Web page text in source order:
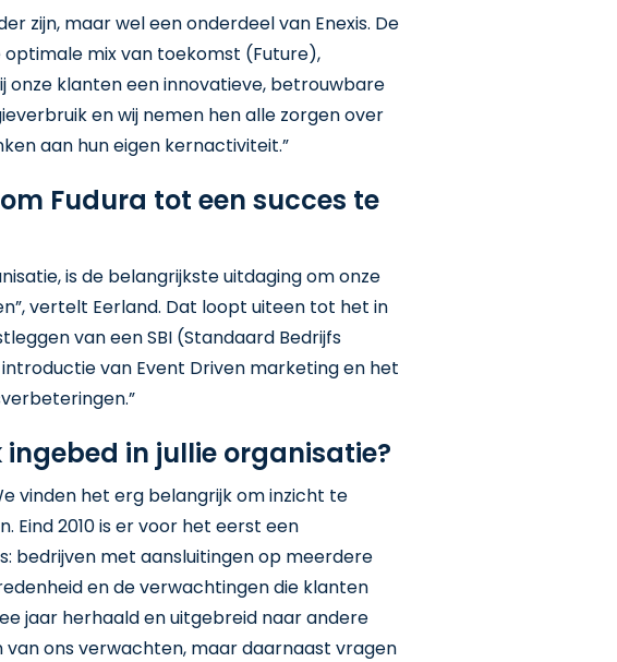
zijn, maar wel een onderdeel van Enexis. De
mix van toekomst (Future),
onze klanten een innovatieve, betrouwbare
en wij nemen hen alle zorgen over
aan hun eigen kernactiviteit.”
Fudura tot een succes te
is de belangrijkste uitdaging om onze
vertelt Eerland. Dat loopt uiteen tot het in
van een SBI (Standaard Bedrijfs
van Event Driven marketing en het
in jullie organisatie?
vinden het erg belangrijk om inzicht te
2010 is er voor het eerst een
bedrijven met aansluitingen op meerdere
en de verwachtingen die klanten
jaar herhaald en uitgebreid naar andere
ons verwachten, maar daarnaast vragen